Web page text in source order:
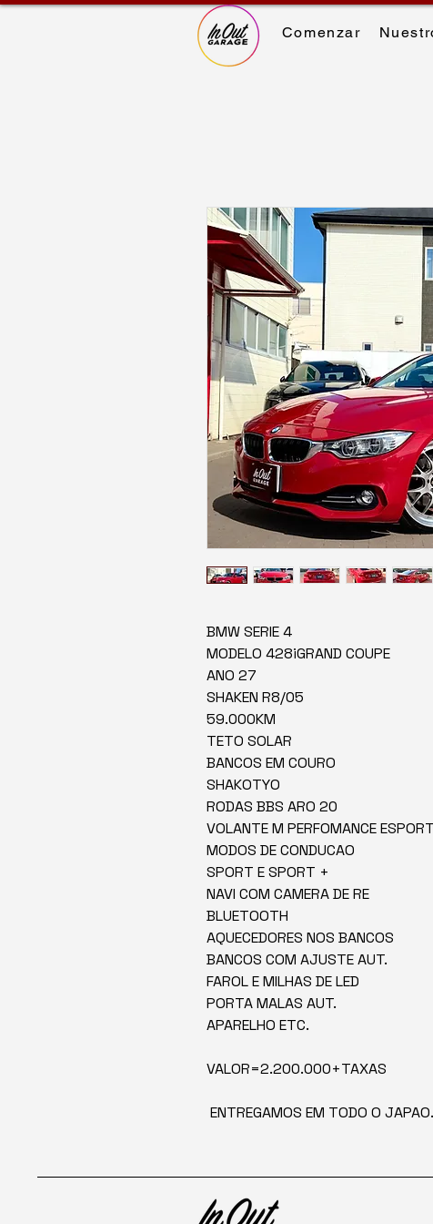
Comenzar
BMW SERIE 4
MODELO 428iGRAND COUPE
ANO 27
SHAKEN R8/05
59.000KM
TETO SOLAR
BANCOS EM COURO
SHAKOTYO
RODAS BBS ARO 20
VOLANTE M PERFOMANCE
MODOS DE CONDUCAO
SPORT E SPORT +
NAVI COM CAMERA DE RE
BLUETOOTH
AQUECEDORES NOS BANCOS
BANCOS COM AJUSTE AUT.
FAROL E MILHAS DE LED
PORTA MALAS AUT.
APARELHO ETC.
VALOR=2.200.000+TAXAS
ENTREGAMOS EM TODO O JAPAO.